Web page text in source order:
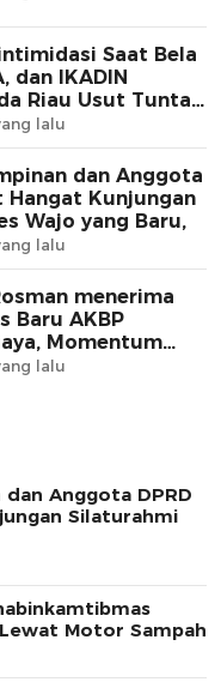
Saat Bela
dan IKADIN
Riau Usut Tuntas
lalu
dan Anggota
Hangat Kunjungan
Wajo yang Baru,
lalu
menerima
Baru AKBP
Momentum
lalu
Anggota DPRD
Silaturahmi
Lewat Motor Sampah